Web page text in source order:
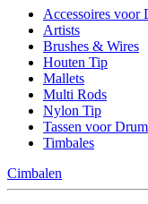
Accessoires voor
Artists
Brushes & Wires
Houten Tip
Mallets
Multi Rods
Nylon Tip
Tassen voor
Timbales
Cimbalen